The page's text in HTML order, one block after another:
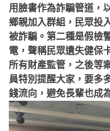
用臉書作為詐騙管道，
鄉親加入群組，民眾投
被詐騙。第二種是假檢
電，聲稱民眾遺失健保
所有財產監管，之後等
員特別提醒大家，要多
錢流向，避免長輩也成